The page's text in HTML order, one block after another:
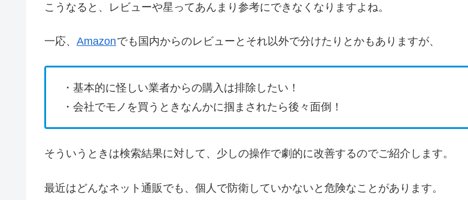
こうなると、レビューや星ってあんまり参考にできなくなりますよね。
一応、 Amazonでも国内からのレビューとそれ以外で分けたりとかもありますが、
・基本的に怪しい業者からの購入は排除したい！
・会社でモノを買うときなんかに掴まされたら後々面倒！
そういうときは検索結果に対して、少しの操作で劇的に改善するのでご紹介します。
最近はどんなネット通販でも、個人で防衛していかないと危険なことがあります。